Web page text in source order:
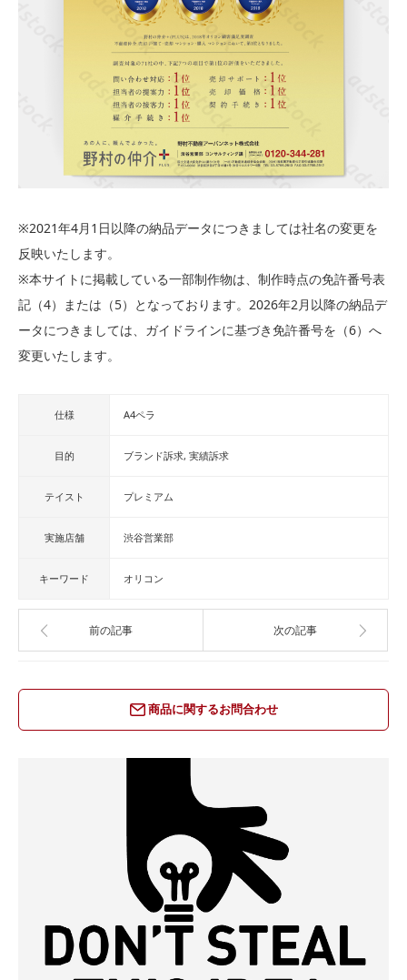
※2021年4月1日以降の納品データにつきましては社名の変更を
反映いたします。
※本サイトに掲載している一部制作物は、制作時点の免許番号表
記（4）または（5）となっております。2026年2月以降の納品デ
ータにつきましては、ガイドラインに基づき免許番号を（6）へ
変更いたします。
仕様 A4ペラ
目的 ブランド訴求 実績訴求
テイスト プレミアム
実施店舗 渋谷営業部
キーワード オリコン
前の記事 次の記事
商品に関するお問合わせ